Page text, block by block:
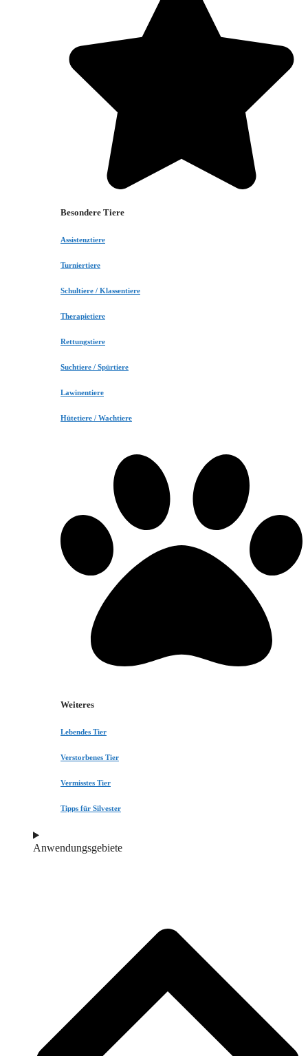
Besondere Tiere
Assistenztiere
Turniertiere
Schultiere / Klassentiere
Therapietiere
Rettungstiere
Suchtiere / Spürtiere
Lawinentiere
Hütetiere / Wachtiere
Weiteres
Lebendes Tier
Verstorbenes Tier
Vermisstes Tier
Tipps für Silvester
Anwendungsgebiete